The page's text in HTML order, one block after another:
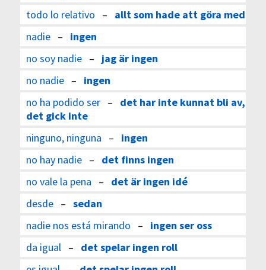
todo lo relativo – allt som hade att göra med
nadie– ingen
no soy nadie– jag är ingen
no nadie– ingen
no ha podido ser– det har inte kunnat bli av,
det gick inte
ninguno, ninguna – ingen
no hay nadie– det finns ingen
no vale la pena – det är ingen idé
desde– sedan
nadie nos está mirando – ingen ser oss
da igual – det spelar ingen roll